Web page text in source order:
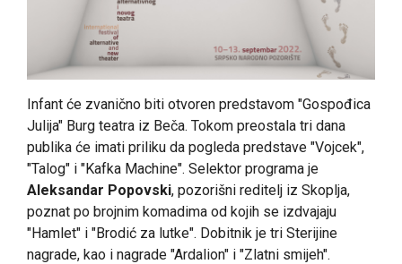
Infant će zvanično biti otvoren predstavom "Gospođica
Julija" Burg teatra iz Beča. Tokom preostala tri dana
publika će imati priliku da pogleda predstave "Vojcek",
"Talog" i "Kafka Machine". Selektor programa je
Aleksandar Popovski, pozorišni reditelj iz Skoplja,
poznat po brojnim komadima od kojih se izdvajaju
"Hamlet" i "Brodić za lutke". Dobitnik je tri Sterijine
nagrade, kao i nagrade "Ardalion" i "Zlatni smijeh".